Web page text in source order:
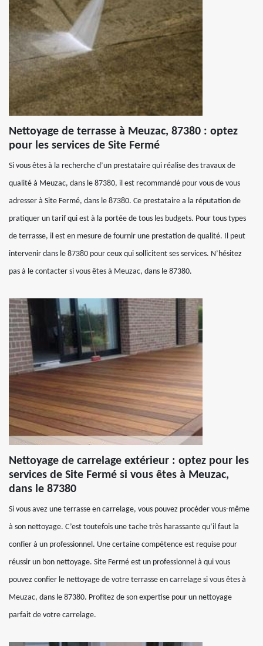
Nettoyage de terrasse à Meuzac, 87380 : optez
pour les services de Site Fermé
Si vous êtes à la recherche d’un prestataire qui réalise des travaux de
qualité à Meuzac, dans le 87380, il est recommandé pour vous de vous
adresser à Site Fermé, dans le 87380. Ce prestataire a la réputation de
pratiquer un tarif qui est à la portée de tous les budgets. Pour tous types
de terrasse, il est en mesure de fournir une prestation de qualité. Il peut
intervenir dans le 87380 pour ceux qui sollicitent ses services. N’hésitez
pas à le contacter si vous êtes à Meuzac, dans le 87380.
Nettoyage de carrelage extérieur : optez pour les
services de Site Fermé si vous êtes à Meuzac,
dans le 87380
Si vous avez une terrasse en carrelage, vous pouvez procéder vous-même
à son nettoyage. C’est toutefois une tache très harassante qu’il faut la
confier à un professionnel. Une certaine compétence est requise pour
réussir un bon nettoyage. Site Fermé est un professionnel à qui vous
pouvez confier le nettoyage de votre terrasse en carrelage si vous êtes à
Meuzac, dans le 87380. Profitez de son expertise pour un nettoyage
parfait de votre carrelage.